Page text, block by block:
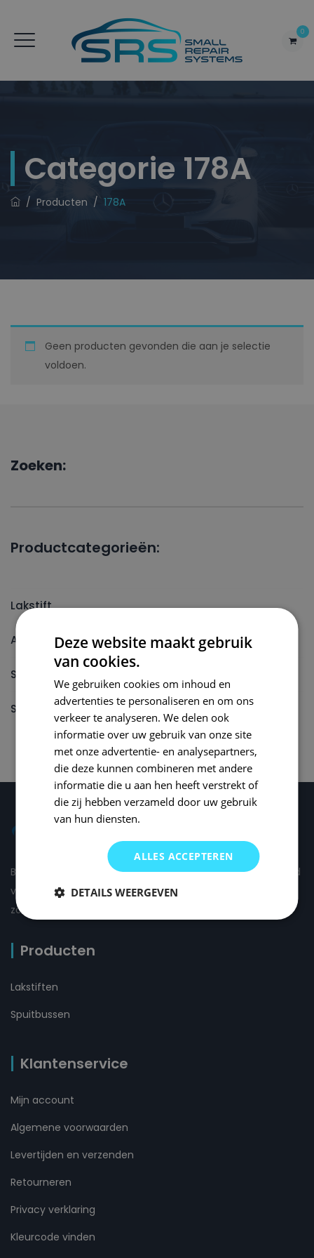
0
Categorie 178A
/ Producten / 178A
Geen producten gevonden die aan je selectie
voldoen.
Zoeken:
Productcategorieën:
Lakstift
Autolak reparatieset
Spuitbus
Spuitbus Autolak
Bij Small Repair Systems begrijpen we dat autoschade altijd
vervelend is en daarom proberen wij om de schade voor u
zo comfortabel mogelijk te herstellen.
Producten
Lakstiften
Spuitbussen
Klantenservice
Mijn account
Algemene voorwaarden
Levertijden en verzenden
Retourneren
Privacy verklaring
Kleurcode vinden
Deze website maakt gebruik
van cookies.
We gebruiken cookies om inhoud en
advertenties te personaliseren en om ons
verkeer te analyseren. We delen ook
informatie over uw gebruik van onze site
met onze advertentie- en analysepartners,
die deze kunnen combineren met andere
informatie die u aan hen heeft verstrekt of
die zij hebben verzameld door uw gebruik
van hun diensten.
ALLES ACCEPTEREN
DETAILS WEERGEVEN